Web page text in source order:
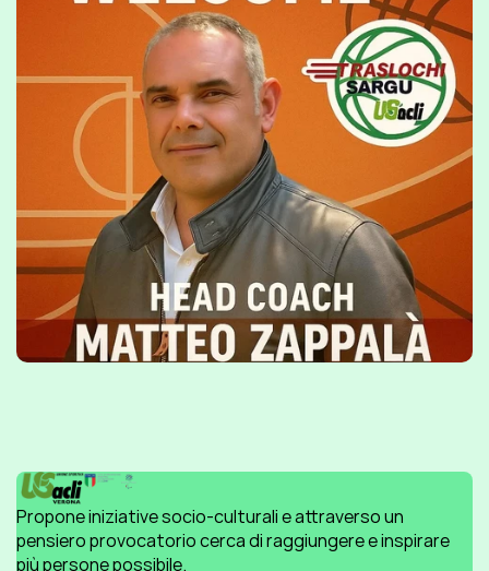
Propone iniziative socio-culturali e attraverso un
pensiero provocatorio cerca di raggiungere e inspirare
più persone possibile.